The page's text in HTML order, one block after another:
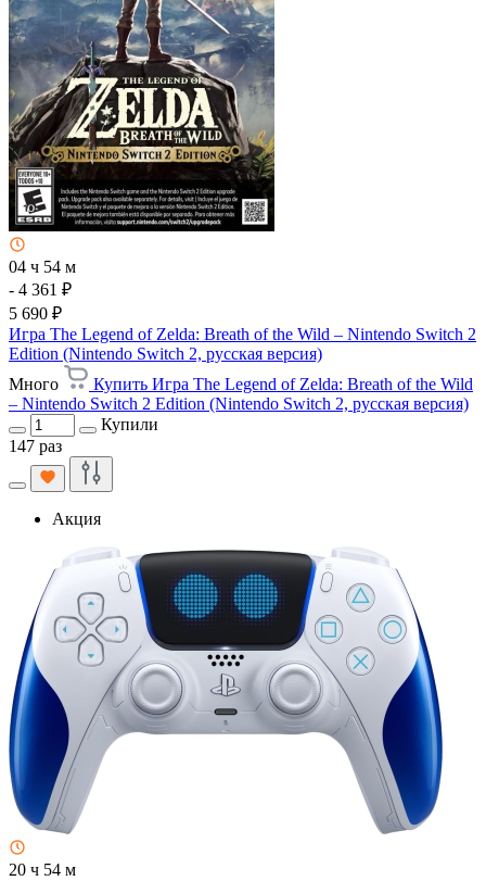
04 ч 54 м
- 4 361 ₽
5 690 ₽
Игра The Legend of Zelda: Breath of the Wild – Nintendo Switch 2
Edition (Nintendo Switch 2, русская версия)
Много
Купить Игра The Legend of Zelda: Breath of the Wild
– Nintendo Switch 2 Edition (Nintendo Switch 2, русская версия)
Купили
147 раз
Акция
20 ч 54 м